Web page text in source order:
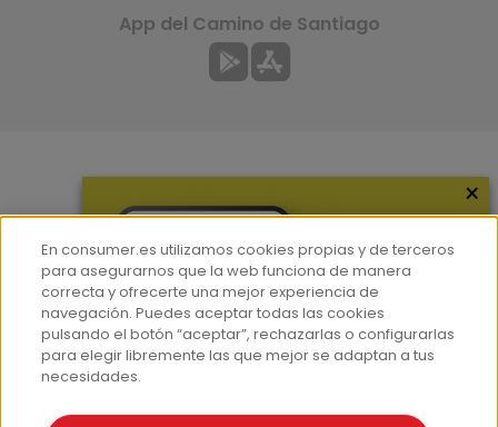
Hemeroteca
Contacto
Prensa
Corpus Lingüístico Consumer
App del Camino de Santiago
×
En consumer.es utilizamos cookies propias y de terceros
para asegurarnos que la web funciona de manera
correcta y ofrecerte una mejor experiencia de
navegación. Puedes aceptar todas las cookies
pulsando el botón “aceptar”, rechazarlas o configurarlas
para elegir libremente las que mejor se adaptan a tus
necesidades.